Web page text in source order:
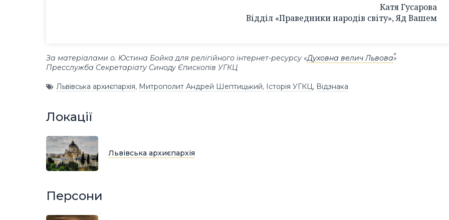
Катя Гусарова
Відділ «Праведники народів світу», Яд Вашем
За матеріалами о. Юстина Бойка для релігійного інтернет-ресурсу «Духовна велич Львова»
Пресслужба Секретаріату Синоду Єпископів УГКЦ
Львівська архиєпархія, Митрополит Андрей Шептицький, Історія УГКЦ, Відзнака
Локації
Львівська архиєпархія
Персони